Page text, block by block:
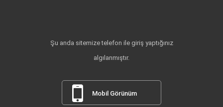
Şu anda sitemize telefon ile giriş yaptığınız
algılanmıştır.
Mobil Görünüm